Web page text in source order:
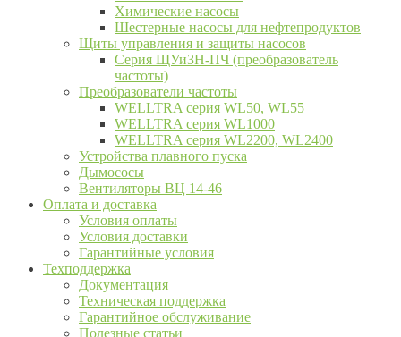
Химические насосы
Шестерные насосы для нефтепродуктов
Щиты управления и защиты насосов
Серия ЩУиЗН-ПЧ (преобразователь
частоты)
Преобразователи частоты
WELLTRA cерия WL50, WL55
WELLTRA cерия WL1000
WELLTRA серия WL2200, WL2400
Устройства плавного пуска
Дымососы
Вентиляторы ВЦ 14-46
Оплата и доставка
Условия оплаты
Условия доставки
Гарантийные условия
Техподдержка
Документация
Техническая поддержка
Гарантийное обслуживание
Полезные статьи